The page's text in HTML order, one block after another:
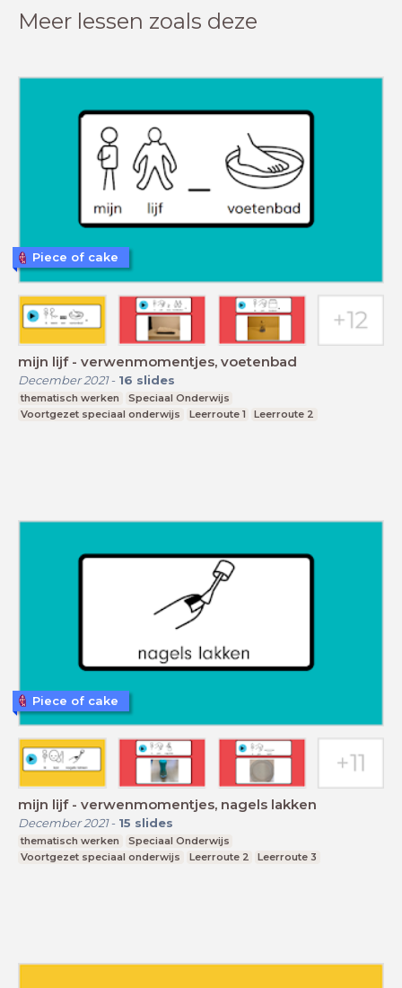
Meer lessen zoals deze
mijn lijf - verwenmomentjes, voetenbad
December 2021- 16 slides
thematisch werken
Speciaal Onderwijs
Voortgezet speciaal onderwijs
Leerroute 1 Leerroute 2
Piece of cake
mijn lijf - verwenmomentjes, nagels lakken
December 2021- 15 slides
thematisch werken
Speciaal Onderwijs
Voortgezet speciaal onderwijs
Leerroute 2 Leerroute 3
Piece of cake